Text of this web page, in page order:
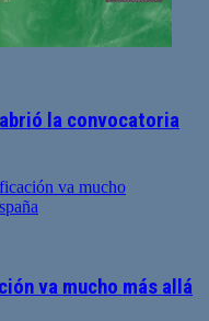
la convocatoria
va mucho más allá